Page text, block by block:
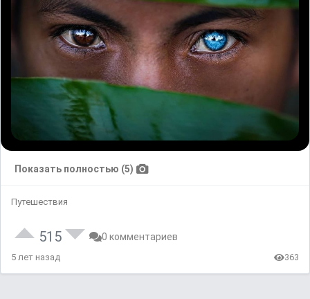
Показать полностью (5)
Путешествия
515 0 комментариев
5 лет назад 363